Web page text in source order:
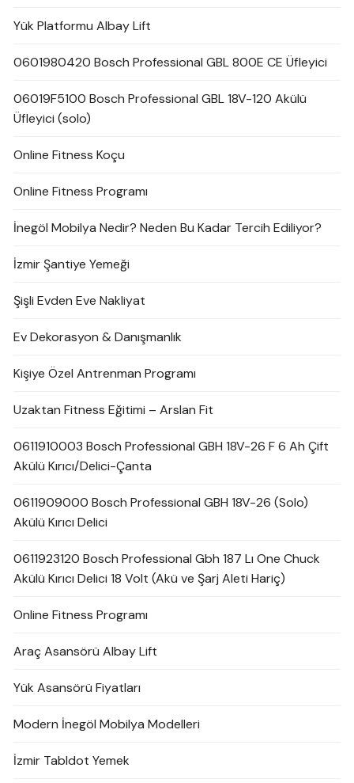
Yük Platformu Albay Lift
0601980420 Bosch Professional GBL 800E CE Üfleyici
06019F5100 Bosch Professional GBL 18V-120 Akülü
Üfleyici (solo)
Online Fitness Koçu
Online Fitness Programı
İnegöl Mobilya Nedir? Neden Bu Kadar Tercih Ediliyor?
İzmir Şantiye Yemeği
Şişli Evden Eve Nakliyat
Ev Dekorasyon & Danışmanlık
Kişiye Özel Antrenman Programı
Uzaktan Fitness Eğitimi – Arslan Fit
0611910003 Bosch Professional GBH 18V-26 F 6 Ah Çift
Akülü Kırıcı/Delici-Çanta
0611909000 Bosch Professional GBH 18V-26 (Solo)
Akülü Kırıcı Delici
0611923120 Bosch Professional Gbh 187 Lı One Chuck
Akülü Kırıcı Delici 18 Volt (Akü ve Şarj Aleti Hariç)
Online Fitness Programı
Araç Asansörü Albay Lift
Yük Asansörü Fiyatları
Modern İnegöl Mobilya Modelleri
İzmir Tabldot Yemek